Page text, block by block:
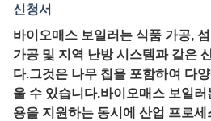
신청서
바이오매스 보일러는 식품 가공,
가공 및 지역 난방 시스템과 같은
다.그것은 나무 칩을 포함하여 다
울 수 있습니다.바이오매스 보일
용을 지원하는 동시에 산업 프로